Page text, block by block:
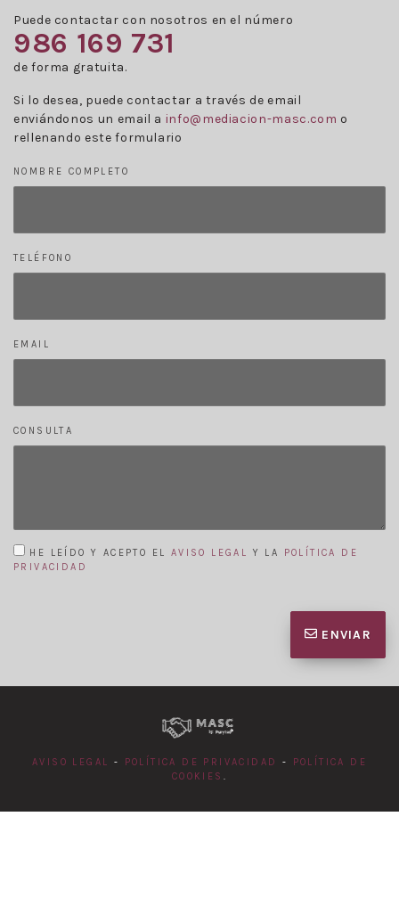
Puede contactar con nosotros en el número
986 169 731
de forma gratuita.
Si lo desea, puede contactar a través de email
enviándonos un email a info@mediacion-masc.com o
rellenando este formulario
NOMBRE COMPLETO
TELÉFONO
EMAIL
CONSULTA
HE LEÍDO Y ACEPTO EL AVISO LEGAL Y LA
POLÍTICA DE
PRIVACIDAD
ENVIAR
AVISO LEGAL - POLÍTICA DE PRIVACIDAD -
POLÍTICA DE
COOKIES .